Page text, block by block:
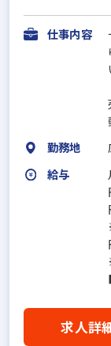
仕事内容
勤務地
給与
求人詳